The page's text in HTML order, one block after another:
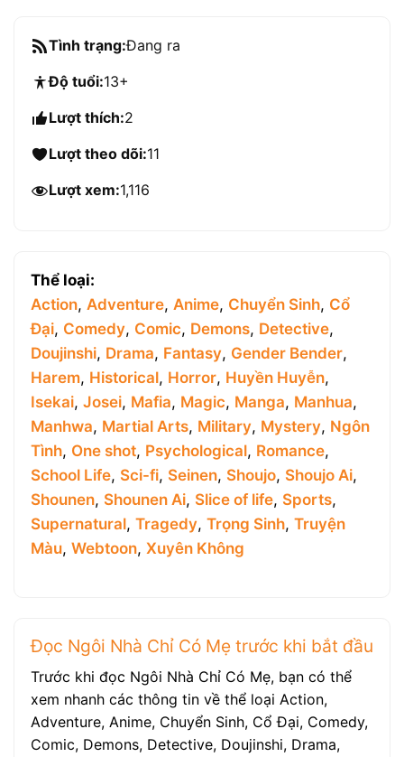
Tình trạng:Đang ra
Độ tuổi:13+
Lượt thích:2
Lượt theo dõi:11
Lượt xem:1,116
Thể loại:
Action, Adventure, Anime, Chuyển Sinh, Cổ
Đại, Comedy, Comic, Demons, Detective,
Doujinshi, Drama, Fantasy, Gender Bender,
Harem, Historical, Horror, Huyền Huyễn,
Isekai, Josei, Mafia, Magic, Manga, Manhua,
Manhwa, Martial Arts, Military, Mystery, Ngôn
Tình, One shot, Psychological, Romance,
School Life, Sci-fi, Seinen, Shoujo, Shoujo Ai,
Shounen, Shounen Ai, Slice of life, Sports,
Supernatural, Tragedy, Trọng Sinh, Truyện
Màu, Webtoon, Xuyên Không
Đọc Ngôi Nhà Chỉ Có Mẹ trước khi bắt đầu
Trước khi đọc Ngôi Nhà Chỉ Có Mẹ, bạn có thể
xem nhanh các thông tin về thể loại Action,
Adventure, Anime, Chuyển Sinh, Cổ Đại, Comedy,
Comic, Demons, Detective, Doujinshi, Drama,